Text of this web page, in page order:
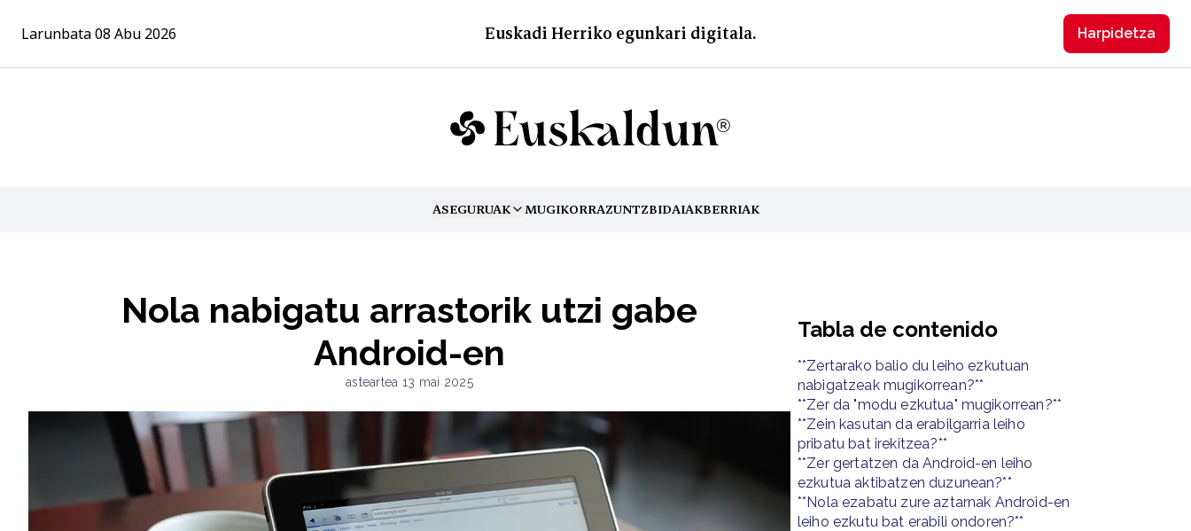
Larunbata 08 Abu 2026 Euskadi Herriko egunkari digitala. Harpidetzа
ASEGURUAK
TOGGLE MENUMUGIKORRAZUNTZBIDAIAKBERRIAK
Nola nabigatu arrastorik utzi gabe
Android-en
asteartea 13 mai 2025
Tabla de contenido
**Zertarako balio du leiho ezkutuan
nabigatzeak mugikorrean?**
**Zer da "modu ezkutua" mugikorrean?**
**Zein kasutan da erabilgarria leiho
pribatu bat irekitzea?**
**Zer gertatzen da Android-en leiho
ezkutua aktibatzen duzunean?**
**Nola ezabatu zure aztarnak Android-en
leiho ezkutu bat erabili ondoren?**